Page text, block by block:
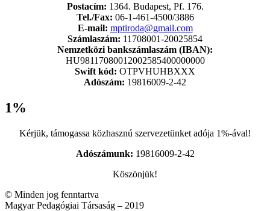
Postacím: 1364. Budapest, Pf. 176.
Tel./Fax: 06-1-461-4500/3886
E-mail: mptiroda@gmail.com
Számlaszám: 11708001-20025854
Nemzetközi bankszámlaszám (IBAN):
HU98117080012002585400000000
Swift kód: OTPVHUHBXXX
Adószám: 19816009-2-42
1%
Kérjük, támogassa közhasznú szervezetünket adója 1%-ával!
Adószámunk: 19816009-2-42
Köszönjük!
© Minden jog fenntartva
Magyar Pedagógiai Társaság – 2019